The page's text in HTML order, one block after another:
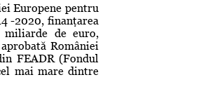
Europene pentru
-2020, finanţarea
de euro,
României
FEADR (Fondul
mai mare dintre